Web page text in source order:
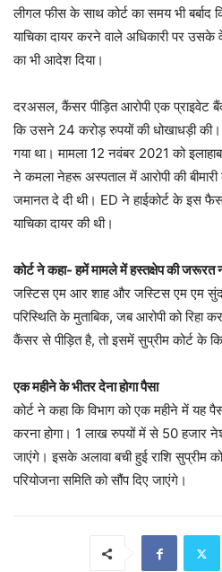
लीगल फीस के साथ कोर्ट का समय भी बर्बाद
याचिका दायर करने वाले अधिकारी पर
का भी आदेश दिया।
दरअसल, कैंसर पीड़ित आरोपी एक प्राइवेट
कि उसने 24 करोड़ रुपयों की धोखाधड़ी की।
गया था। मामला 12 नवंबर 2021 को
ने कमला नेहरू अस्पताल में आरोपी की बीमारी
जमानत दे दी थी। ED ने हाईकोर्ट के इस
याचिका दायर की थी।
कोर्ट ने कहा- हमें मामले में हस्तक्षेप की जरूरत
जस्टिस एम आर शाह और जस्टिस एम एम
परिस्थिति के मुताबिक, जब आरोपी को रिहा
कैंसर से पीड़ित है, तो इसमें सुप्रीम कोर्ट के
एक महीने के भीतर देना होगा पैसा
कोर्ट ने कहा कि विभाग को एक महीने में यह
करना होगा। 1 लाख रुपयों में से 50 हजार
जाएंगे। इसके अलावा बची हुई राशि सुप्रीम
परियोजना समिति को सौंप दिए जाएंगे।